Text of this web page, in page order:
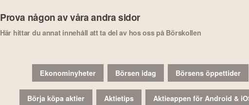
Prova någon av våra andra sidor
Här hittar du annat innehåll att ta del av hos oss på Börskollen
Ekonominyheter Börsen idag Börsens öppettider
Börja köpa aktier Aktietips Aktieappen för Android &